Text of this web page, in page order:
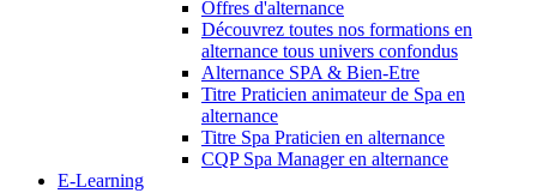
Offres d'alternance
Découvrez toutes nos formations en
alternance tous univers confondus
Alternance SPA & Bien-Etre
Titre Praticien animateur de Spa en
alternance
Titre Spa Praticien en alternance
CQP Spa Manager en alternance
E-Learning